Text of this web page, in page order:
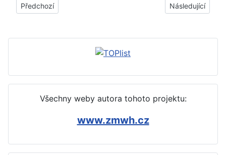
Předchozí článek: Jak to udělat, aby byla nit na šití pevnější
Předchozí Další článek:
Následující
Všechny weby autora tohoto projektu:
www.zmwh.cz